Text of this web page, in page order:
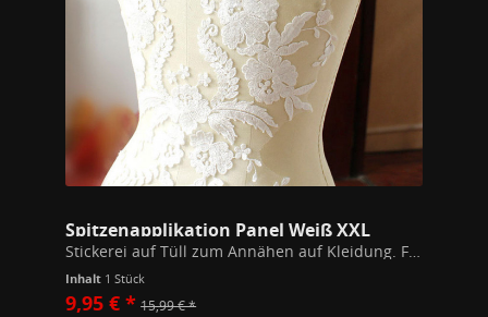
Spitzenapplikation Panel Weiß XXL
Inhalt 1 Stück
9,95 € * 15,99 € *